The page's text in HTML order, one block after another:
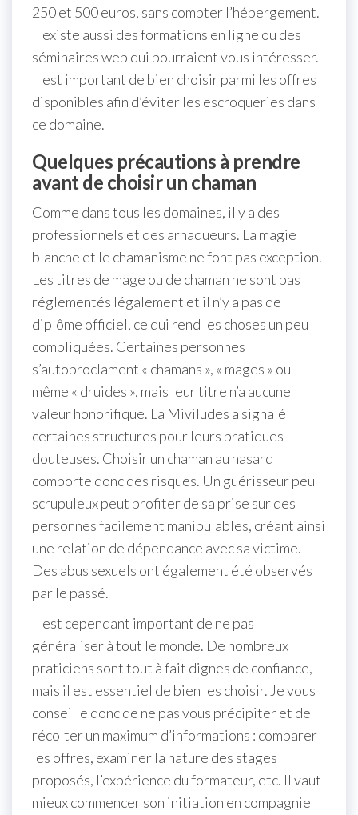
250 et 500 euros, sans compter l’hébergement.
Il existe aussi des formations en ligne ou des
séminaires web qui pourraient vous intéresser.
Il est important de bien choisir parmi les offres
disponibles afin d’éviter les escroqueries dans
ce domaine.
Quelques précautions à prendre
avant de choisir un chaman
Comme dans tous les domaines, il y a des
professionnels et des arnaqueurs. La magie
blanche et le chamanisme ne font pas exception.
Les titres de mage ou de chaman ne sont pas
réglementés légalement et il n’y a pas de
diplôme officiel, ce qui rend les choses un peu
compliquées. Certaines personnes
s’autoproclament « chamans », « mages » ou
même « druides », mais leur titre n’a aucune
valeur honorifique. La Miviludes a signalé
certaines structures pour leurs pratiques
douteuses. Choisir un chaman au hasard
comporte donc des risques. Un guérisseur peu
scrupuleux peut profiter de sa prise sur des
personnes facilement manipulables, créant ainsi
une relation de dépendance avec sa victime.
Des abus sexuels ont également été observés
par le passé.
Il est cependant important de ne pas
généraliser à tout le monde. De nombreux
praticiens sont tout à fait dignes de confiance,
mais il est essentiel de bien les choisir. Je vous
conseille donc de ne pas vous précipiter et de
récolter un maximum d’informations : comparer
les offres, examiner la nature des stages
proposés, l’expérience du formateur, etc. Il vaut
mieux commencer son initiation en compagnie